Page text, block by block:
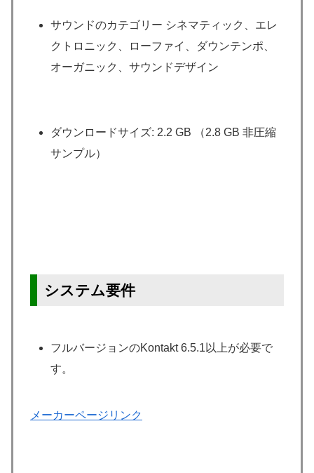
サウンドのカテゴリー シネマティック、エレ
クトロニック、ローファイ、ダウンテンポ、
オーガニック、サウンドデザイン
ダウンロードサイズ: 2.2 GB （2.8 GB 非圧縮
サンプル）
システム要件
フルバージョンのKontakt 6.5.1以上が必要で
す。
メーカーページリンク